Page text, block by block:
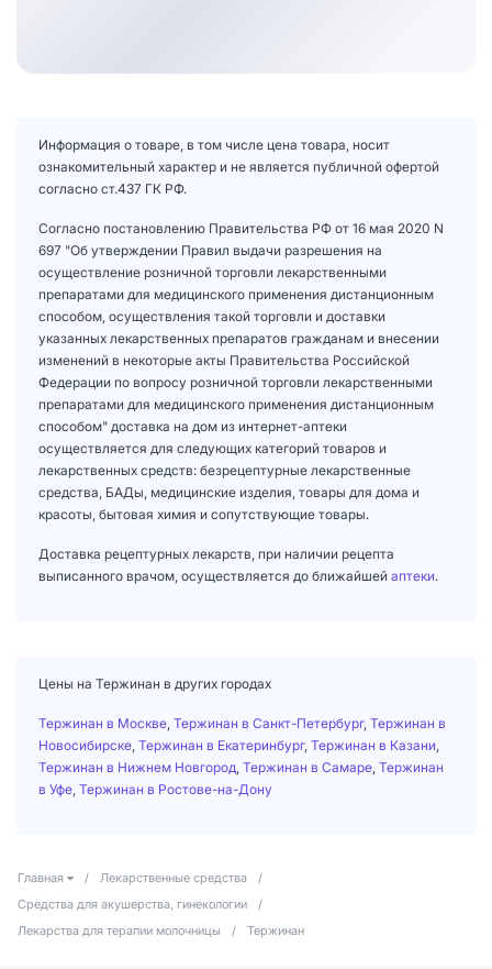
Информация о товаре, в том числе цена товара, носит
ознакомительный характер и не является публичной офертой
согласно ст.437 ГК РФ.
Согласно постановлению Правительства РФ от 16 мая 2020 N
697 "Об утверждении Правил выдачи разрешения на
осуществление розничной торговли лекарственными
препаратами для медицинского применения дистанционным
способом, осуществления такой торговли и доставки
указанных лекарственных препаратов гражданам и внесении
изменений в некоторые акты Правительства Российской
Федерации по вопросу розничной торговли лекарственными
препаратами для медицинского применения дистанционным
способом" доставка на дом из интернет-аптеки
осуществляется для следующих категорий товаров и
лекарственных средств: безрецептурные лекарственные
средства, БАДы, медицинские изделия, товары для дома и
красоты, бытовая химия и сопутствующие товары.
Доставка рецептурных лекарств, при наличии рецепта
выписанного врачом, осуществляется до ближайшей аптеки.
Цены на Тержинан в других городах
Тержинан в Москве Тержинан в Санкт-Петербург, Тержинан в
Новосибирске Тержинан в Екатеринбург, Тержинан в Казани
Тержинан в Нижнем Новгород Тержинан в Самаре Тержинан
в Уфе Тержинан в Ростове-на-Дону
Главная / Лекарственные средства
/
Средства для акушерства, гинекологии
/
Лекарства для терапии молочницы
/ Тержинан